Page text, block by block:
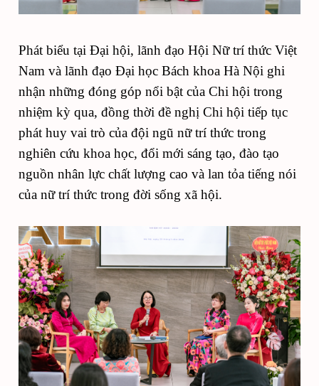
Phát biểu tại Đại hội, lãnh đạo Hội Nữ trí thức Việt
Nam và lãnh đạo Đại học Bách khoa Hà Nội ghi
nhận những đóng góp nổi bật của Chi hội trong
nhiệm kỳ qua, đồng thời đề nghị Chi hội tiếp tục
phát huy vai trò của đội ngũ nữ trí thức trong
nghiên cứu khoa học, đổi mới sáng tạo, đào tạo
nguồn nhân lực chất lượng cao và lan tỏa tiếng nói
của nữ trí thức trong đời sống xã hội.